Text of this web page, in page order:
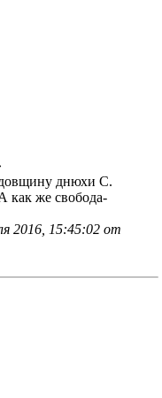
днюхи С.
как же свобода-
2016, 15:45:02 от